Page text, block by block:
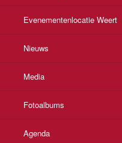
Evenementenlocatie Weert
Nieuws
Media
Fotoalbums
Agenda